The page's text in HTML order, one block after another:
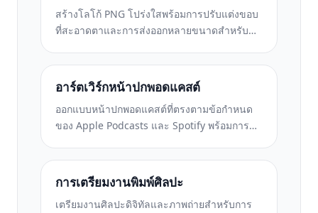
สร้างโลโก้ PNG โปร่งใสพร้อมการปรับแต่งขอบ
ที่สะอาดตาและการส่งออกหลายขนาดสำหรับ
งานได้กับภาพถ่ายโลโก้ที่พิมพ์และไฟล์ดิจิทัล
อาร์ตเวิร์กหน้าปกพอดแคสต์
ออกแบบหน้าปกพอดแคสต์ที่ตรงตามข้อกำหนด
ของ Apple Podcasts และ Spotify พร้อมการ
เค้าโครงที่พร้อมสำหรับการพิมพ์
การเตรียมงานพิมพ์ศิลปะ
เตรียมงานศิลปะดิจิทัลและภาพถ่ายสำหรับการ